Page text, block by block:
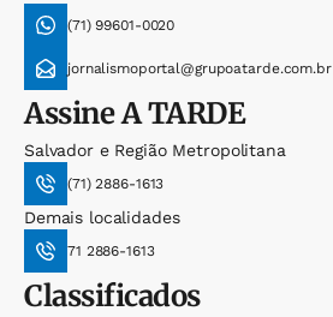
(71) 99601-0020
jornalismoportal@grupoatarde.com.br
AssineA TARDE
Salvador e Região Metropolitana
(71) 2886-1613
Demais localidades
71 2886-1613
Classificados